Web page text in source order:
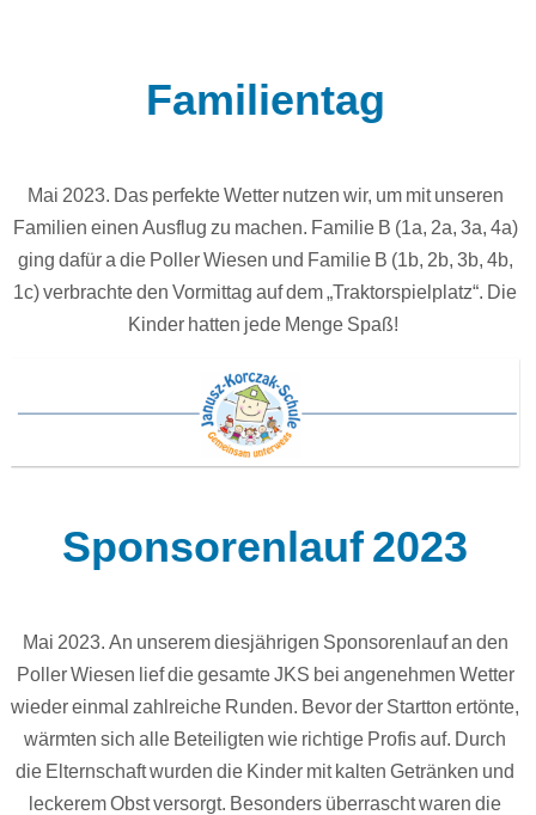
Familientag
Mai 2023. Das perfekte Wetter nutzen wir, um mit unseren
Familien einen Ausflug zu machen. Familie B (1a, 2a, 3a, 4a)
ging dafür a die Poller Wiesen und Familie B (1b, 2b, 3b, 4b,
1c) verbrachte den Vormittag auf dem „Traktorspielplatz“. Die
Kinder hatten jede Menge Spaß!
Sponsorenlauf 2023
Mai 2023. An unserem diesjährigen Sponsorenlauf an den
Poller Wiesen lief die gesamte JKS bei angenehmen Wetter
wieder einmal zahlreiche Runden. Bevor der Startton ertönte,
wärmten sich alle Beteiligten wie richtige Profis auf. Durch
die Elternschaft wurden die Kinder mit kalten Getränken und
leckerem Obst versorgt. Besonders überrascht waren die